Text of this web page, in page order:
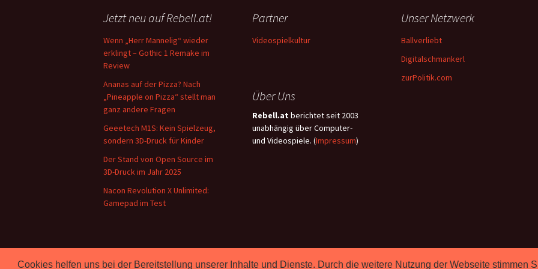
Cookies helfen uns bei der Bereitstellung unserer Inhalte und Dienste. Durch die weitere Nutzung der Webseite stimmen
Jetzt neu auf Rebell.at!
Wenn „Herr Mannelig“ wieder
erklingt – Gothic 1 Remake im
Review
Ananas auf der Pizza? Nach
„Pineapple on Pizza“ stellt man
ganz andere Fragen
Geeetech M1S: Kein Spielzeug,
sondern 3D-Druck für Kinder
Der Stand von Open Source im
3D-Druck im Jahr 2025
Nacon Revolution X Unlimited:
Gamepad im Test
Partner
Videospielkultur
Unser Netzwerk
Ballverliebt
Digitalschmankerl
zurPolitik.com
Über Uns
Rebell.at berichtet seit 2003
unabhängig über Computer-
und Videospiele. (Impressum)